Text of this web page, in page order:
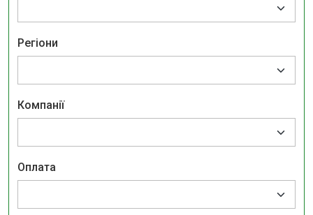
Регіони
Компанії
Оплата